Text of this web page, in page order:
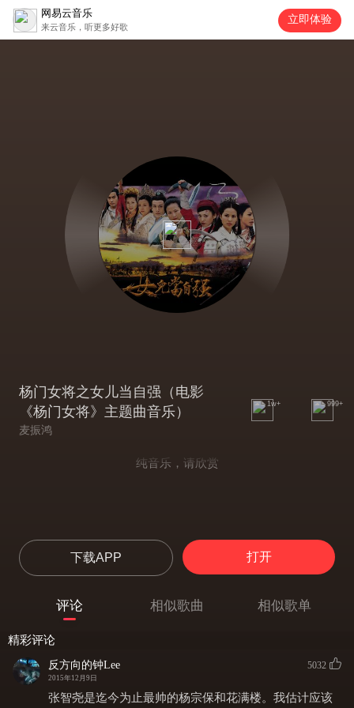
网易云音乐
来云音乐，听更多好歌
立即体验
杨门女将之女儿当自强（电影
《杨门女将》主题曲音乐）
麦振鸿
1w+ 999+
纯音乐，请欣赏
下载APP 打开
评论 相似歌曲 相似歌单
精彩评论
反方向的钟Lee
2015年12月9日
5032
张智尧是迄今为止最帅的杨宗保和花满楼。我估计应该